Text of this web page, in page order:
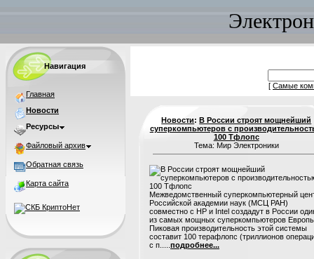
Навигация
Главная
Новости
Ресурсы
Файловый архив
Обратная связь
Карта сайта
[ Самые
Новости:В России строят мощнейший
суперкомпьютеров с
100 Тфлопс
Тема: Мир Электроники
Межведомственный суперкомпьютерный
Российской академии наук (МСЦ РАН)
совместно с HP и Intel создадут в России
из самых мощных суперкомпьютеров
Пиковая производительность этой системы
составит 100 терафлопс (триллионов
с п..... подробнее...